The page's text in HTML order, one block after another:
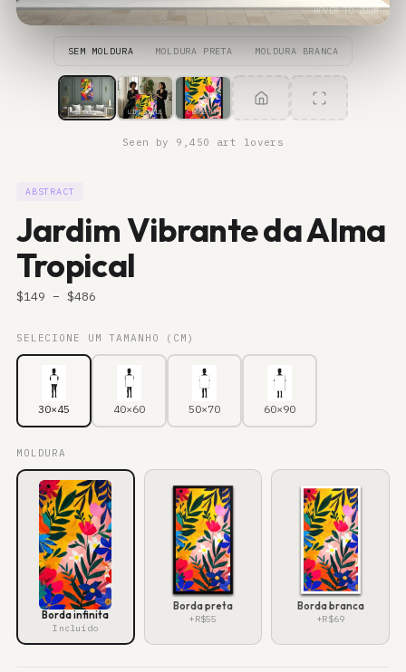
HOVER TO ZOOM
SEM MOLDURA MOLDURA PRETA MOLDURA BRANCA
ROOM LIFESTYLE CLOSE-UP
Seen by 9,450 art lovers
ABSTRACT
Jardim Vibrante da Alma
Tropical
$149 – $486
SELECIONE UM TAMANHO (CM)
30×45 40×60 50×70 60×90
MOLDURA
Borda infinita
Incluído
Borda preta
+R$55
Borda branca
+R$69